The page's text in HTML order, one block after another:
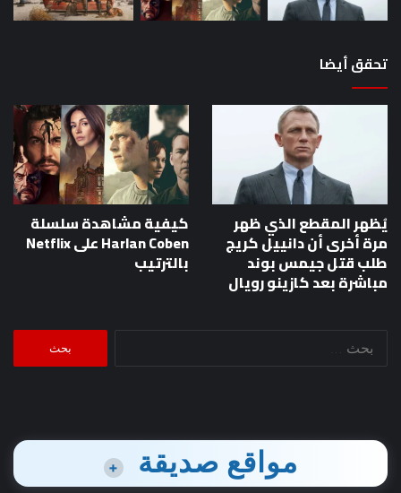
تحقق أيضا
يُظهر المقطع الذي ظهر
مرة أخرى أن دانييل كريج
طلب قتل جيمس بوند
مباشرة بعد كازينو رويال
كيفية مشاهدة سلسلة
Harlan Coben على Netflix
بالترتيب
مواقع صديقة +